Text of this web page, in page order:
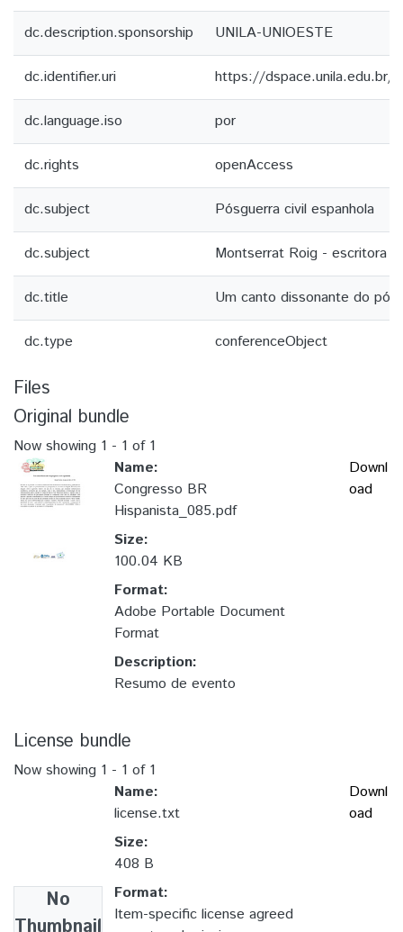
dc.description.sponsorship UNILA­-UNIOESTE
dc.identifier.uri https://dspace.unila.edu.br/
dc.language.iso por
dc.rights openAccess
dc.subject Pósguerra civil espanhola
dc.subject Montserrat Roig - escritora
dc.title Um canto dissonante do
dc.type conferenceObject
Files
Original bundle
Now showing 1 - 1 of 1
Name:
Congresso BR
Hispanista_085.pdf
Size:
100.04 KB
Format:
Adobe Portable Document
Format
Description:
Resumo de evento
Downl
oad
License bundle
Now showing 1 - 1 of 1
No
Name:
license.txt
Size:
408 B
Format:
Item-specific license agreed
Downl
oad